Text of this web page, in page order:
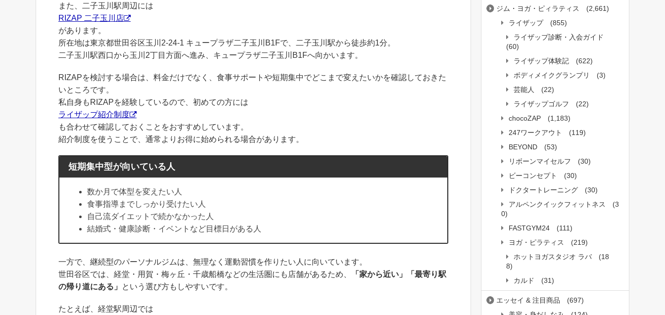
また、二子玉川駅周辺には
RIZAP 二子玉川店
があります。
所在地は東京都世田谷区玉川2-24-1 キュープラザ二子玉川B1Fで、二子玉川駅から徒歩約1分。
二子玉川駅西口から玉川2丁目方面へ進み、キュープラザ二子玉川B1Fへ向かいます。
RIZAPを検討する場合は、料金だけでなく、食事サポートや短期集中でどこまで変えたいかを確認しておきた
いところです。
私自身もRIZAPを経験しているので、初めての方には
ライザップ紹介制度
も合わせて確認しておくことをおすすめしています。
紹介制度を使うことで、通常よりお得に始められる場合があります。
短期集中型が向いている人
数か月で体型を変えたい人
食事指導までしっかり受けたい人
自己流ダイエットで続かなかった人
結婚式・健康診断・イベントなど目標日がある人
一方で、継続型のパーソナルジムは、無理なく運動習慣を作りたい人に向いています。
世田谷区では、経堂・用賀・梅ヶ丘・千歳船橋などの生活圏にも店舗があるため、
「家から近い」「最寄り駅
の帰り道にある」
という選び方もしやすいです。
たとえば、経堂駅周辺では
ジム・ヨガ・ピィラティス
(2,661)
ライザップ
(855)
ライザップ診断・入会ガイド
(60)
ライザップ体験記
(622)
ボディメイクグランプリ
(3)
芸能人
(22)
ライザップゴルフ
(22)
chocoZAP
(1,183)
247ワークアウト
(119)
BEYOND
(53)
リボーンマイセルフ
(30)
ビーコンセプト
(30)
ドクタートレーニング
(30)
アルペンクイックフィットネス
(3
0)
FASTGYM24
(111)
ヨガ・ピラティス
(219)
ホットヨガスタジオ ラバ
(18
8)
カルド
(31)
エッセイ & 注目商品
(697)